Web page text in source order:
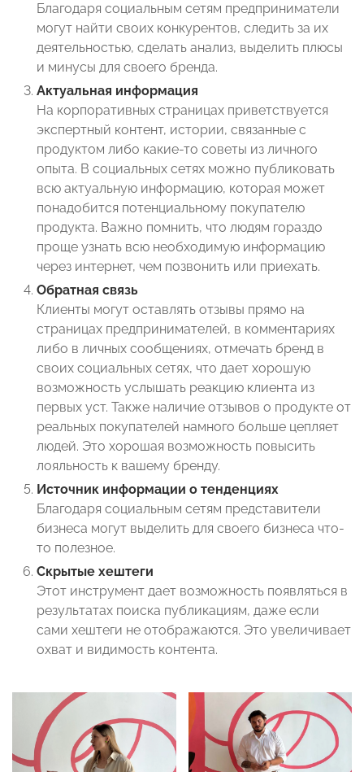
Благодаря социальным сетям предприниматели
могут найти своих конкурентов, следить за их
деятельностью, сделать анализ, выделить плюсы
и минусы для своего бренда.
Актуальная информация
На корпоративных страницах приветствуется
экспертный контент, истории, связанные с
продуктом либо какие-то советы из личного
опыта. В социальных сетях можно публиковать
всю актуальную информацию, которая может
понадобится потенциальному покупателю
продукта. Важно помнить, что людям гораздо
проще узнать всю необходимую информацию
через интернет, чем позвонить или приехать.
Обратная связь
Клиенты могут оставлять отзывы прямо на
страницах предпринимателей, в комментариях
либо в личных сообщениях, отмечать бренд в
своих социальных сетях, что дает хорошую
возможность услышать реакцию клиента из
первых уст. Также наличие отзывов о продукте от
реальных покупателей намного больше цепляет
людей. Это хорошая возможность повысить
лояльность к вашему бренду.
Источник информации о тенденциях
Благодаря социальным сетям представители
бизнеса могут выделить для своего бизнеса что-
то полезное.
Скрытые хештеги
Этот инструмент дает возможность появляться в
результатах поиска публикациям, даже если
сами хештеги не отображаются. Это увеличивает
охват и видимость контента.